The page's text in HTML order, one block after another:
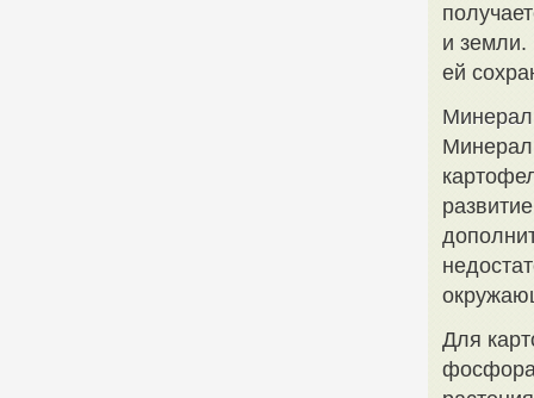
и земли.
ей
Для
фосфора